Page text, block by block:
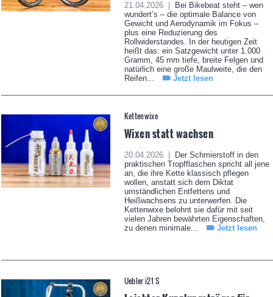
21.04.2026 |
Bei Bikebeat steht – wen
wundert’s – die optimale Balance von
Gewicht und Aerodynamik im Fokus –
plus eine Reduzierung des
Rollwiderstandes. In der heutigen Zeit
heißt das: ein Satzgewicht unter 1.000
Gramm, 45 mm tiefe, breite Felgen und
natürlich eine große Maulweite, die den
Reifen...
Jetzt lesen
Kettenwixe
Wixen statt wachsen
20.04.2026 |
Der Schmierstoff in den
praktischen Tropfflaschen spricht all jene
an, die ihre Kette klassisch pflegen
wollen, anstatt sich dem Diktat
umständlichen Entfettens und
Heißwachsens zu unterwerfen. Die
Kettenwixe belohnt sie dafür mit seit
vielen Jahren bewährten Eigenschaften,
zu denen minimale...
Jetzt lesen
Uebler i21 S